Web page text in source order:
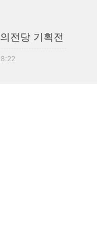
전당 기획전